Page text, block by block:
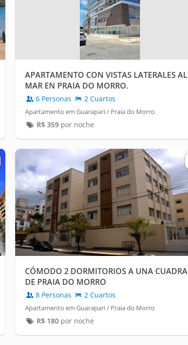
APARTAMENTO CON VISTAS LATERALES AL
MAR EN PRAIA DO MORRO.
6 Personas 2 Cuartos
Apartamento em Guarapari / Praia do Morro
R$ 359por noche
CÓMODO 2 DORMITORIOS A UNA CUADRA
DE PRAIA DO MORRO
8 Personas 2 Cuartos
Apartamento em Guarapari / Praia do Morro
R$ 180por noche